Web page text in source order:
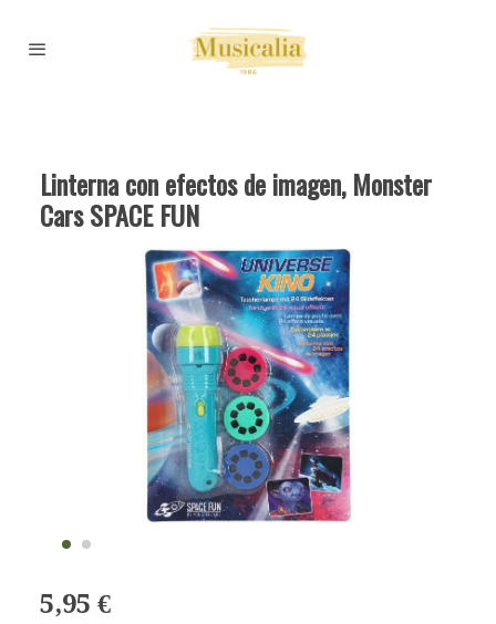
Linterna con efectos de imagen, Monster
Cars SPACE FUN
5,95 €